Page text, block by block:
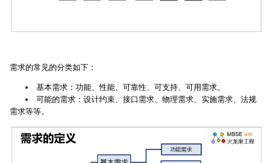
需求的常见的分类如下：
基本需求：功能、性能、可靠性、可支持、可用需求。
可能的需求：设计约束、接口需求、物理需求、实施需求、法规
需求等等。